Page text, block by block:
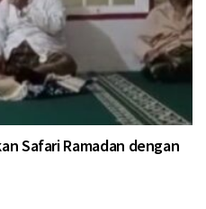
Safari Ramadan dengan